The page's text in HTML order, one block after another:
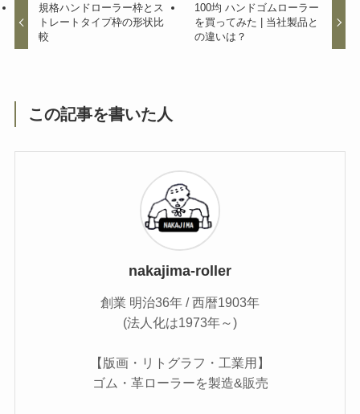
規格ハンドローラー枠とス
トレートタイプ枠の形状比
較
100均 ハンドゴムローラー
を買ってみた | 当社製品と
の違いは？
この記事を書いた人
nakajima-roller
創業 明治36年 / 西暦1903年
(法人化は1973年～)
【版画・リトグラフ・工業用】
ゴム・革ローラーを製造&販売